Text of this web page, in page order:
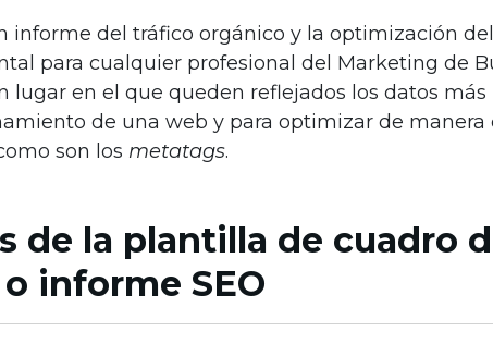
informe del tráfico orgánico y la optimización del
para cualquier profesional del Marketing de
lugar en el que queden reflejados los datos
de una web y para optimizar de manera
son los metatags.
de la plantilla de cuadro
informe SEO